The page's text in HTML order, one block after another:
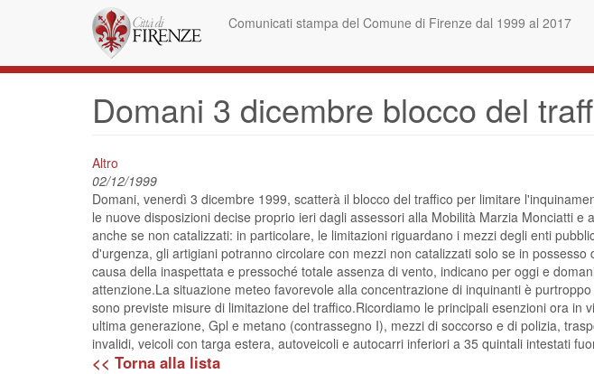
content
Comunicati stampa del Comune di Firenze dal 1999 al 2017
Domani 3 dicembre blocco del
Altro
02/12/1999
Domani, venerdì 3 dicembre 1999, scatterà il blocco del traffico per limitare
le nuove disposizioni decise proprio ieri dagli assessori alla Mobilità Marzia Monciatti
anche se non catalizzati: in particolare, le limitazioni riguardano i mezzi degli enti
d'urgenza, gli artigiani potranno circolare con mezzi non catalizzati solo se in
causa della inaspettata e pressoché totale assenza di vento, indicano per oggi e
attenzione.La situazione meteo favorevole alla concentrazione di inquinanti è
sono previste misure di limitazione del traffico.Ricordiamo le principali esenzioni ora
ultima generazione, Gpl e metano (contrassegno I), mezzi di soccorso e di polizia,
invalidi, veicoli con targa estera, autoveicoli e autocarri inferiori a 35 quintali intestati
<< Torna alla lista